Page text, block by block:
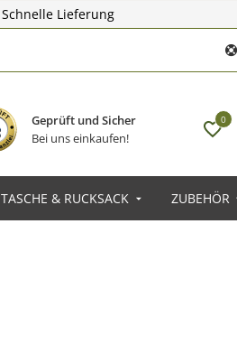
Schnelle Lieferung
Geprüft und Sicher
Bei uns einkaufen!
0
TASCHE & RUCKSACK ZUBEHÖR